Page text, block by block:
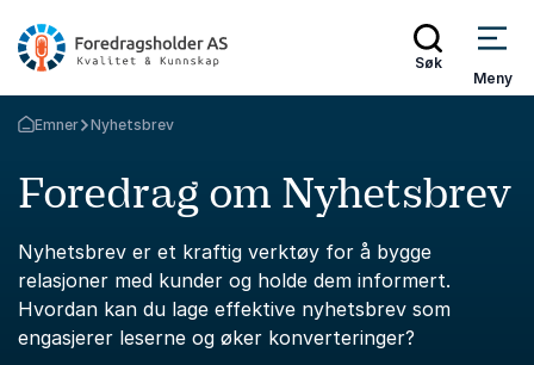
Søk
Meny
Gå tilbake til startsiden
Emner Nyhetsbrev
Foredrag om Nyhetsbrev
Nyhetsbrev er et kraftig verktøy for å bygge
relasjoner med kunder og holde dem informert.
Hvordan kan du lage effektive nyhetsbrev som
engasjerer leserne og øker konverteringer?